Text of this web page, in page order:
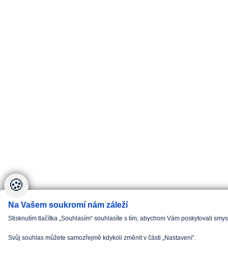
🍪
Na Vašem soukromí nám záleží
Stisknutím tlačítka „Souhlasím“ souhlasíte s tím, abychom Vám poskytovali
Svůj souhlas můžete samozřejmě kdykoli změnit v části „Nastavení“.